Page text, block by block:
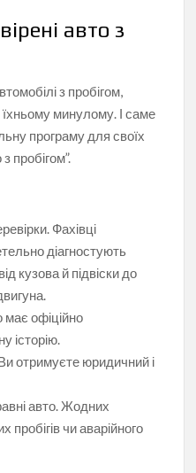
авто з
з пробігом,
минулому. І саме
програму для своїх
пробігом”.
Фахівці
діагностують
кузова й підвіски до
має офіційно
історію.
отримуєте юридичний і
авто. Жодних
пробігів чи аварійного